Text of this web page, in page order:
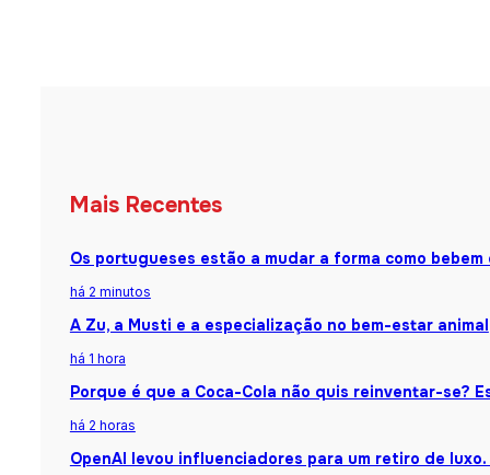
Mais Recentes
Os portugueses estão a mudar a forma como bebem
há 2 minutos
A Zu, a Musti e a especialização no bem-estar animal
há 1 hora
Porque é que a Coca-Cola não quis reinventar-se?
há 2 horas
OpenAI levou influenciadores para um retiro de